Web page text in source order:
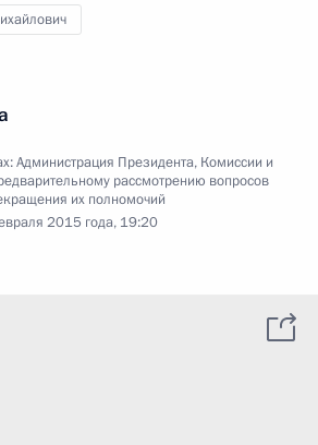
Администрация Президента, Комиссии и
рассмотрению вопросов
их полномочий
2015 года, 19:20